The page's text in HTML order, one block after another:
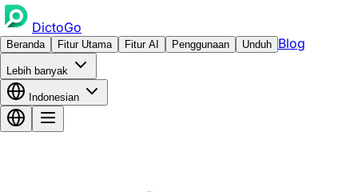
DictoGo
Beranda Fitur Utama Fitur AI Penggunaan Unduh Blog
Lebih banyak
Indonesian